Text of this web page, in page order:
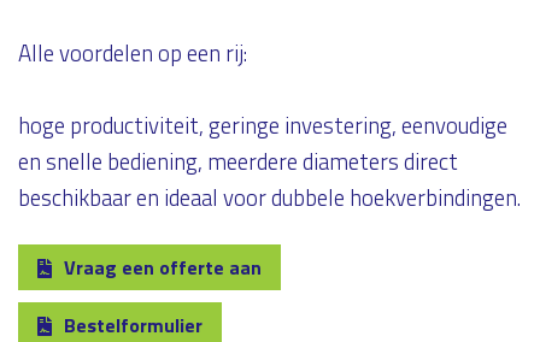
Alle voordelen op een rij:
hoge productiviteit, geringe investering, eenvoudige
en snelle bediening, meerdere diameters direct
beschikbaar en ideaal voor dubbele hoekverbindingen.
Vraag een offerte aan
Bestelformulier